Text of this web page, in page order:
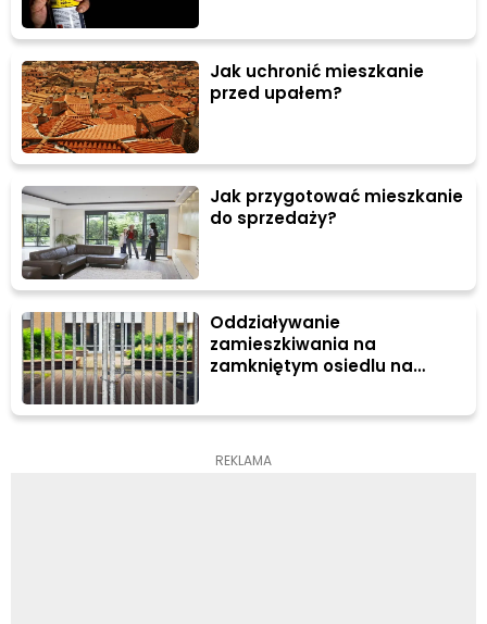
Jak uchronić mieszkanie
przed upałem?
Jak przygotować mieszkanie
do sprzedaży?
Oddziaływanie
zamieszkiwania na
zamkniętym osiedlu na
REKLAMA